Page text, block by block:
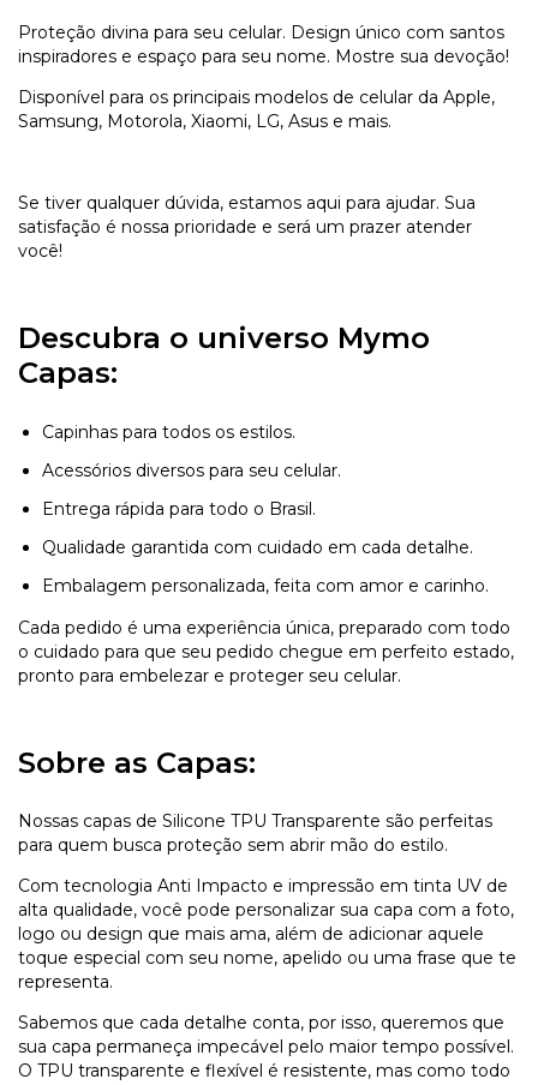
Proteção divina para seu celular. Design único com santos
inspiradores e espaço para seu nome. Mostre sua devoção!
Disponível para os principais modelos de celular da Apple,
Samsung, Motorola, Xiaomi, LG, Asus e mais.
Se tiver qualquer dúvida, estamos aqui para ajudar. Sua
satisfação é nossa prioridade e será um prazer atender
você!
Descubra o universo Mymo
Capas:
Capinhas para todos os estilos.
Acessórios diversos para seu celular.
Entrega rápida para todo o Brasil.
Qualidade garantida com cuidado em cada detalhe.
Embalagem personalizada, feita com amor e carinho.
Cada pedido é uma experiência única, preparado com todo
o cuidado para que seu pedido chegue em perfeito estado,
pronto para embelezar e proteger seu celular.
Sobre as Capas:
Nossas capas de Silicone TPU Transparente são perfeitas
para quem busca proteção sem abrir mão do estilo.
Com tecnologia Anti Impacto e impressão em tinta UV de
alta qualidade, você pode personalizar sua capa com a foto,
logo ou design que mais ama, além de adicionar aquele
toque especial com seu nome, apelido ou uma frase que te
representa.
Sabemos que cada detalhe conta, por isso, queremos que
sua capa permaneça impecável pelo maior tempo possível.
O TPU transparente e flexível é resistente, mas como todo